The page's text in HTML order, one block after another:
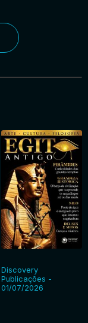
Discovery
Publicações -
01/07/2026